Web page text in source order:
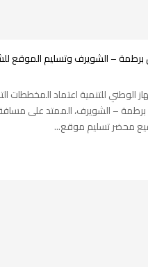
– الشويرف وتسليم الموقع
الوطني للتنمية اعتماد المخططات
محضر تسليم موقع...